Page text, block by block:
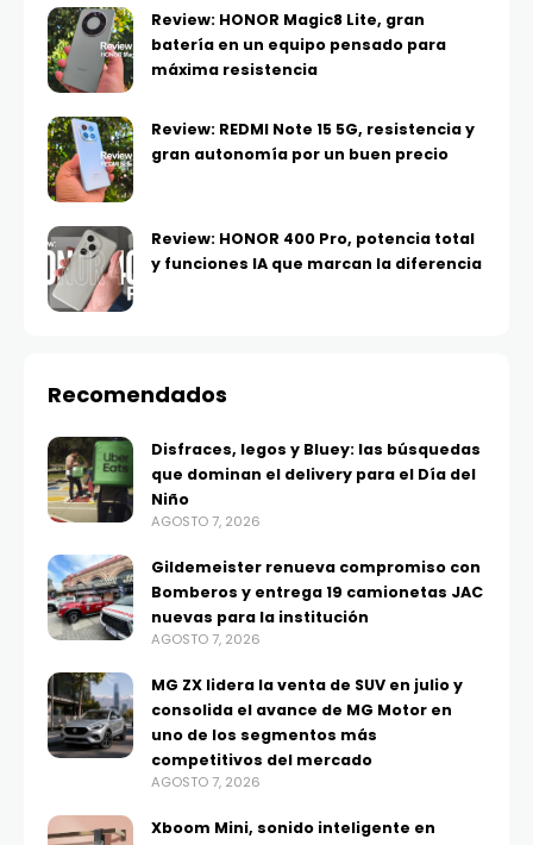
Review: HONOR Magic8 Lite, gran
batería en un equipo pensado para
máxima resistencia
Review: REDMI Note 15 5G, resistencia y
gran autonomía por un buen precio
Review: HONOR 400 Pro, potencia total
y funciones IA que marcan la diferencia
Recomendados
Disfraces, legos y Bluey: las búsquedas
que dominan el delivery para el Día del
Niño
AGOSTO 7, 2026
Gildemeister renueva compromiso con
Bomberos y entrega 19 camionetas JAC
nuevas para la institución
AGOSTO 7, 2026
MG ZX lidera la venta de SUV en julio y
consolida el avance de MG Motor en
uno de los segmentos más
competitivos del mercado
AGOSTO 7, 2026
Xboom Mini, sonido inteligente en